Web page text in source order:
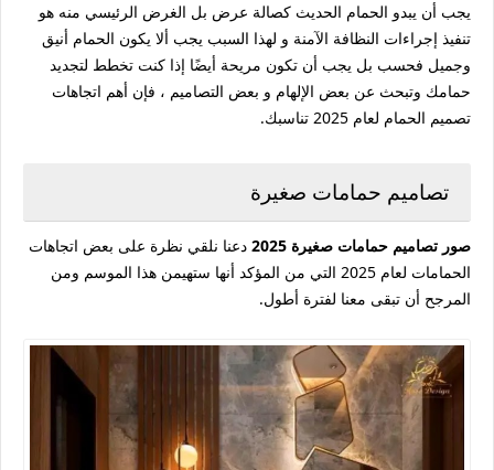
يجب أن يبدو الحمام الحديث كصالة عرض بل الغرض الرئيسي منه هو
تنفيذ إجراءات النظافة الآمنة و لهذا السبب يجب ألا يكون الحمام أنيق
وجميل فحسب بل يجب أن تكون مريحة أيضًا إذا كنت تخطط لتجديد
حمامك وتبحث عن بعض الإلهام و بعض التصاميم ، فإن أهم اتجاهات
تصميم الحمام لعام 2025 تناسبك.
تصاميم حمامات صغيرة
صور تصاميم حمامات صغيرة 2025
دعنا نلقي نظرة على بعض اتجاهات
الحمامات لعام 2025 التي من المؤكد أنها ستهيمن هذا الموسم ومن
المرجح أن تبقى معنا لفترة أطول.